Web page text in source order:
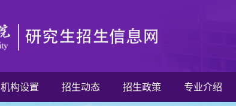
机构设置 招生动态 招生政策 专业介绍